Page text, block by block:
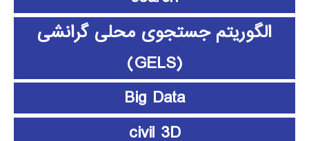
الگوریتم جستجوی محلی گرانشی
(GELS)
Big Data
civil 3D